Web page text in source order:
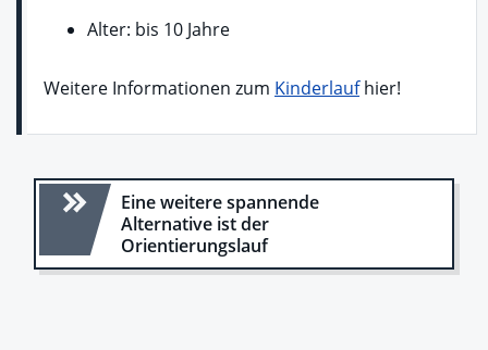
Alter: bis 10 Jahre
Weitere Informationen zum Kinderlaufhier!
Eine weitere spannende
Alternative ist der
Orientierungslauf